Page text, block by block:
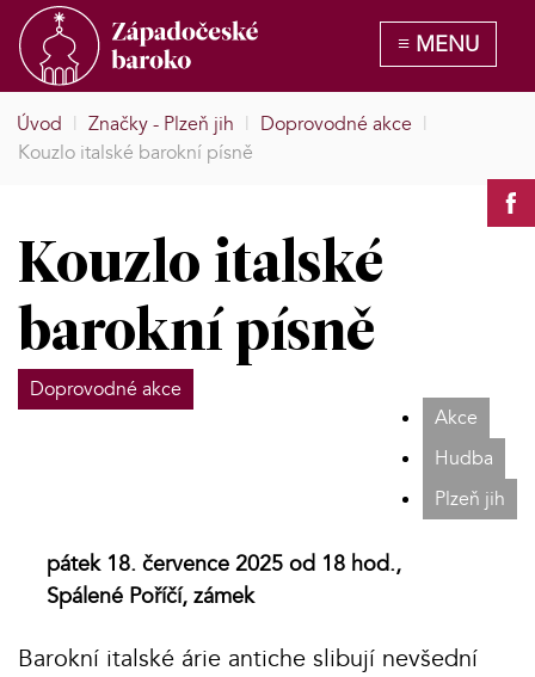
Úvod | Značky - Plzeň jih | Doprovodné akce |
Kouzlo italské barokní písně
Kouzlo italské
barokní písně
Doprovodné akce
Akce
Hudba
Plzeň jih
pátek 18. července 2025 od 18 hod.,
Spálené Poříčí, zámek
Barokní italské árie antiche slibují nevšední